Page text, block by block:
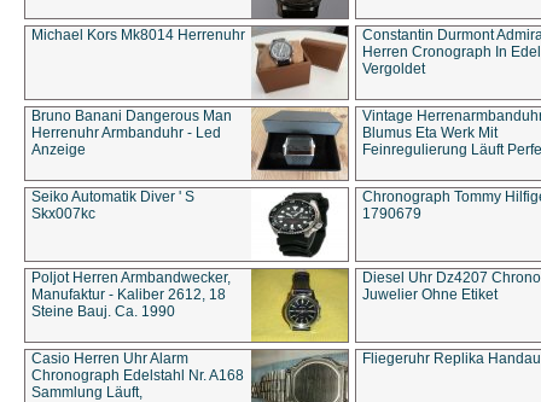
Michael Kors Mk8014 Herrenuhr
Constantin Durmont
Herren Cronograph In
Vergoldet
Bruno Banani Dangerous Man
Herrenuhr Armbanduhr - Led
Anzeige
Vintage
Blumus Eta Werk Mit
Feinregulierung Läuft
Seiko Automatik Diver ' S
Skx007kc
Chronograph Tommy
1790679
Poljot Herren Armbandwecker,
Manufaktur - Kaliber 2612, 18
Steine Bauj. Ca. 1990
Diesel Uhr Dz4207
Juwelier Ohne Etiket
Casio Herren Uhr Alarm
Chronograph Edelstahl Nr. A168
Sammlung Läuft,
Fliegeruhr Replika